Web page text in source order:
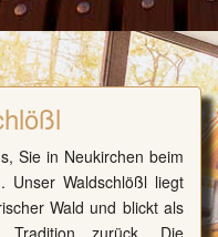
Sie in Neukirchen beim
Unser Waldschlößl liegt
Wald und blickt als
zurück. Die